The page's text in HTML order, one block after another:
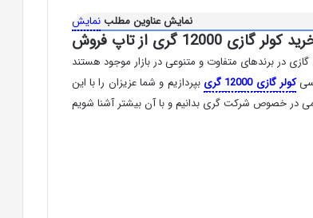
نمایش عناوین مطلب نمایش
گری از تاپ فروش
در برندهای متفاوت و متنوعی در بازار موجود هستند
کولر گازی 12000 گری
بپردازیم و شما عزیزان را با این